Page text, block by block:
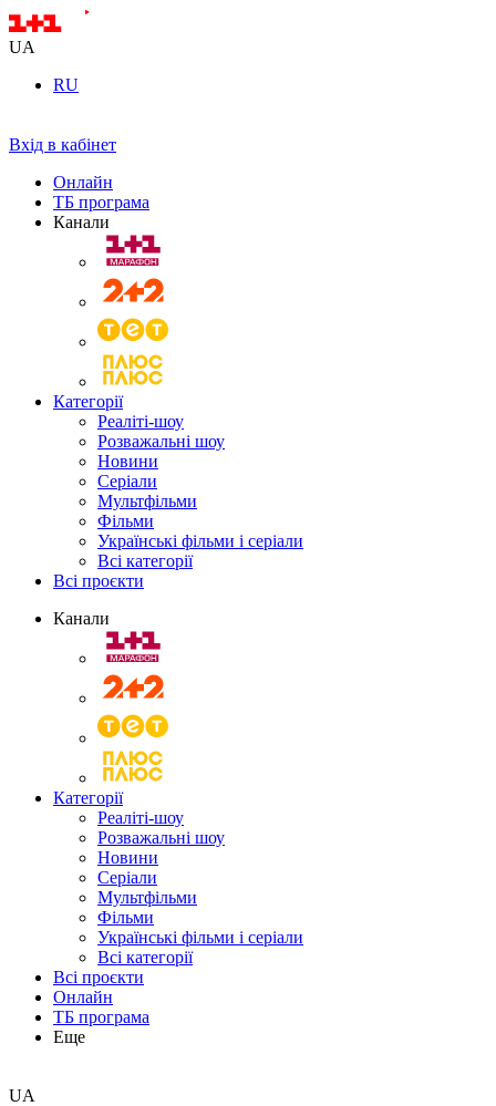
UA
RU
Вхід в кабінет
Онлайн
ТБ програма
Канали
Категорії
Реаліті-шоу
Розважальні шоу
Новини
Серіали
Мультфільми
Фільми
Українські фільми і серіали
Всі категорії
Всі проєкти
Канали
Категорії
Реаліті-шоу
Розважальні шоу
Новини
Серіали
Мультфільми
Фільми
Українські фільми і серіали
Всі категорії
Всі проєкти
Онлайн
ТБ програма
Еще
UA